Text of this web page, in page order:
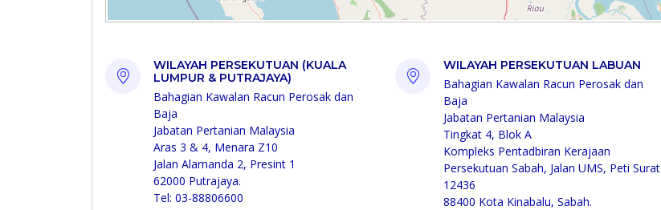
WILAYAH PERSEKUTUAN (KUALA
LUMPUR & PUTRAJAYA)
Bahagian Kawalan Racun Perosak dan
Baja
Jabatan Pertanian Malaysia
Aras 3 & 4, Menara Z10
Jalan Alamanda 2, Presint 1
62000 Putrajaya.
Tel: 03-88806600
WILAYAH PERSEKUTUAN LABUAN
Bahagian Kawalan Racun Perosak dan
Baja
Jabatan Pertanian Malaysia
Tingkat 4, Blok A
Kompleks Pentadbiran Kerajaan
Persekutuan Sabah, Jalan UMS, Peti Surat
12436
88400 Kota Kinabalu, Sabah.